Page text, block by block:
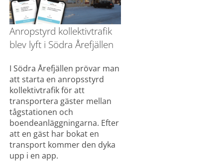
Anropstyrd kollektivtrafik
blev lyft i Södra Årefjällen
I Södra Årefjällen prövar man
att starta en anropsstyrd
kollektivtrafik för att
transportera gäster mellan
tågstationen och
boendeanläggningarna. Efter
att en gäst har bokat en
transport kommer den dyka
upp i en app.